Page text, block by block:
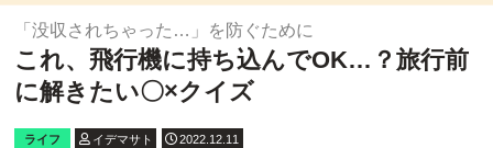
「没収されちゃった…」を防ぐために
これ、飛行機に持ち込んでOK…？旅行前
に解きたい〇×クイズ
ライフ イデマサト 2022.12.11